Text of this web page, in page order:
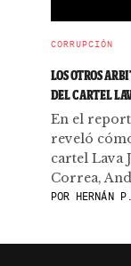
CORRUPCIÓN
LOS OTROS
DEL CARTEL
En el
reveló
cartel Lava
Correa,
PORHERNÁN